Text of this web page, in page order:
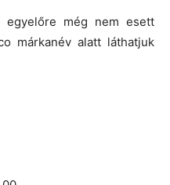
egyelőre még nem esett
márkanév alatt láthatjuk